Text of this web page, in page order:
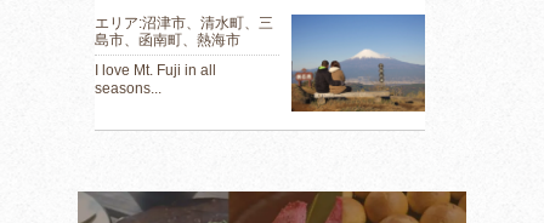
エリア:沼津市、清水町、三
島市、函南町、熱海市
I love Mt. Fuji in all
seasons...